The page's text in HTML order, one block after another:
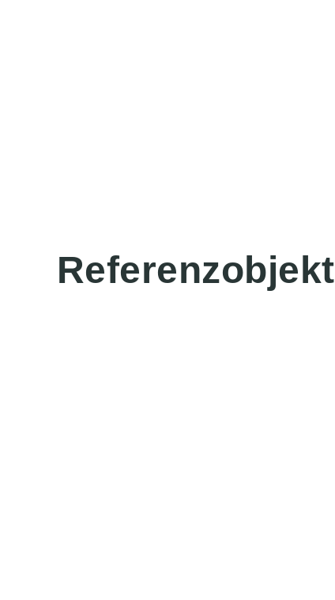
Referenzobjekt